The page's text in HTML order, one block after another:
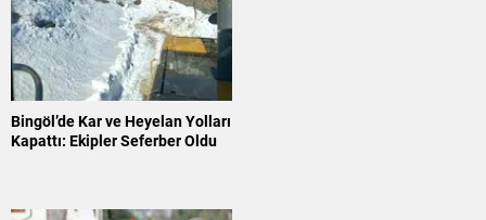
Bingöl’de Kar ve Heyelan Yolları
Kapattı: Ekipler Seferber Oldu